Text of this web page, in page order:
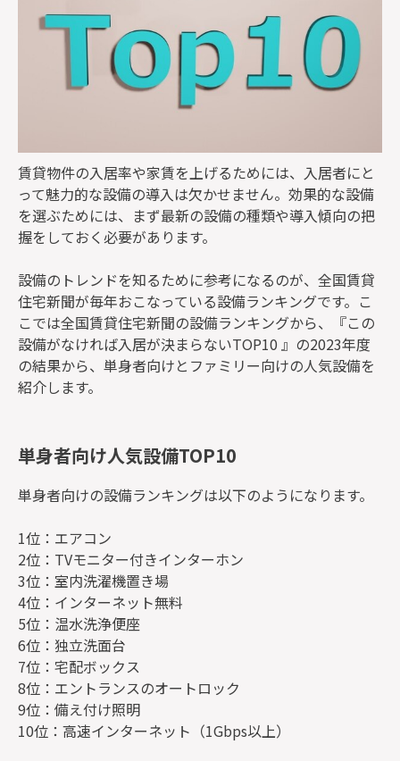
賃貸物件の入居率や家賃を上げるためには、入居者にと
って魅力的な設備の導入は欠かせません。効果的な設備
を選ぶためには、まず最新の設備の種類や導入傾向の把
握をしておく必要があります。
設備のトレンドを知るために参考になるのが、全国賃貸
住宅新聞が毎年おこなっている設備ランキングです。こ
こでは全国賃貸住宅新聞の設備ランキングから、『この
設備がなければ入居が決まらないTOP10 』の2023年度
の結果から、単身者向けとファミリー向けの人気設備を
紹介します。
単身者向け人気設備TOP10
単身者向けの設備ランキングは以下のようになります。
1位：エアコン
2位：TVモニター付きインターホン
3位：室内洗濯機置き場
4位：インターネット無料
5位：温水洗浄便座
6位：独立洗面台
7位：宅配ボックス
8位：エントランスのオートロック
9位：備え付け照明
10位：高速インターネット（1Gbps以上）